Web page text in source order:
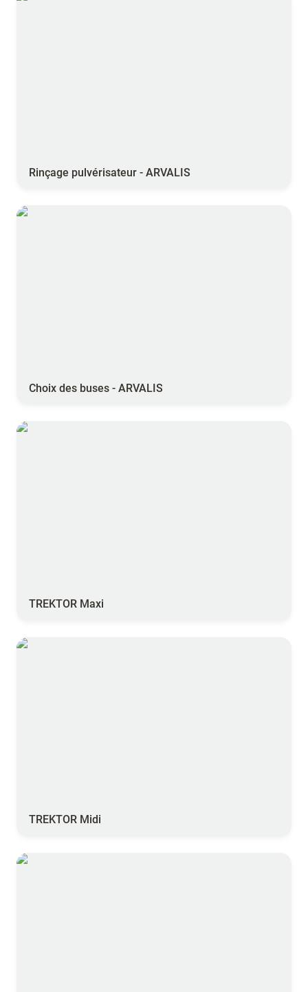
Rinçage pulvérisateur - ARVALIS
Choix des buses - ARVALIS
Choix des buses - ARVALIS
TREKTOR Maxi
TREKTOR Maxi
TREKTOR Midi
TREKTOR Midi
Hygo Optimiser Plus